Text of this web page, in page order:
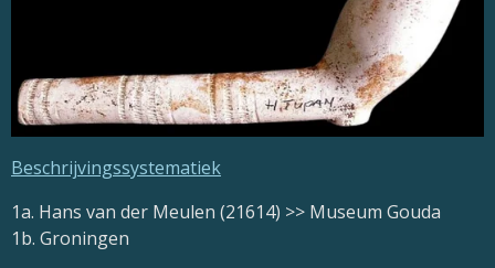
Beschrijvingssystematiek
1a. Hans van der Meulen (21614) >> Museum Gouda
1b. Groningen